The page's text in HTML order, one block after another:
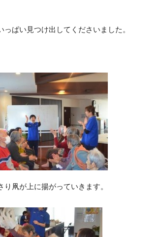
ぱい見つけ出してくださいました。
凧が上に揚がっていきます。